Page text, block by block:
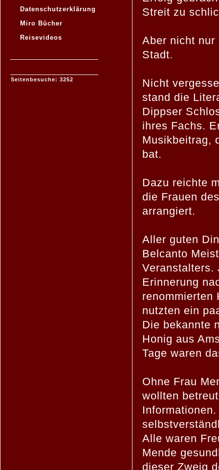
Datenschutzerklärung
Miro Bücher
Reisevideos
Seitenbesuche: 3252
Streit zu
Aber nicht nur
Stadt.
Nicht
stand die
Dippser
ihres Fachs.
Musikbeitrag,
bat.
Dazu reichte
die Frauen
arrangiert.
Aller guten
Belcanto
Veranstalters.
Erinnerung
renommierten
nutzten ein
Die bekannte
Honig aus
Tage waren
Ohne Frau
wollten
Alle waren
Mende
dieser Zweig